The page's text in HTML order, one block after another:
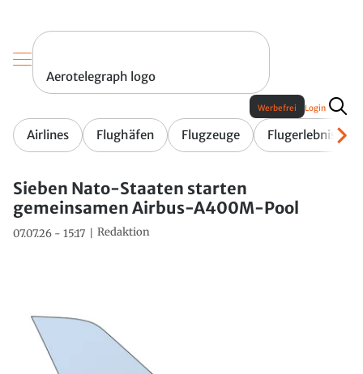
Aerotelegraph logo
Airlines Flughäfen Flugzeuge Flugerlebnis
Werbefrei Login
Sieben Nato-Staaten starten
gemeinsamen Airbus-A400M-Pool
07.07.26 - 15:17 Redaktion